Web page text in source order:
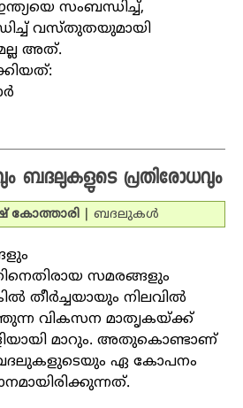
സംബന്ധിച്ച്,
വസ്തുതയുമായി
അത്.
ബദലുകളുടെ പ്രതിരോധവും
കോത്താരി ബദലുകള്‍
സമരങ്ങളും
തീര്‍ച്ചയായും നിലവില്‍
വികസന മാതൃകയ്ക്ക്
മാറും. അതുകൊണ്ടാണ്
ഏ കോപനം